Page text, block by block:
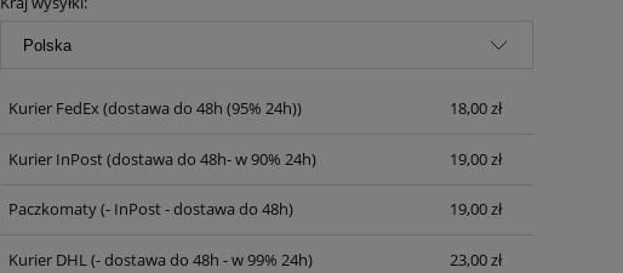
Kurier FedEx(dostawa do 48h (95% 24h)) 18,00 zł
Kurier InPost(dostawa do 48h- w 90% 24h) 19,00 zł
Paczkomaty(- InPost - dostawa do 48h) 19,00 zł
Kurier DHL(- dostawa do 48h - w 99% 24h) 23,00 zł